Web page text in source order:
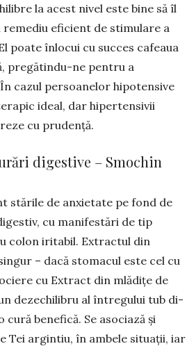
la acest nivel este bine să îl
reme­diu eficient de stimulare a
poate înlocui cu suc­ces cafeaua
pre­gătindu-ne pentru a
cazul persoa­nelor hi­potensive
ideal, dar hipertensivii
cu pru­dență.
digestive – Smochin
stările de anxietate pe fond de
cu mani­fes­tări de tip
colon iritabil. Ex­tractul din
– dacă sto­macul este cel cu
cu Ex­tract din mlădițe de
dezechilibru al întregului tub di­
bene­fică. Se asociază și
Tei argintiu, în am­bele situații, iar